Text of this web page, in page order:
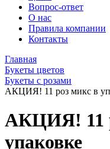
Вопрос-ответ
О нас
Правила компании
Контакты
Главная
Букеты цветов
Букеты с розами
АКЦИЯ! 11 роз микс в
АКЦИЯ! 11
упаковке